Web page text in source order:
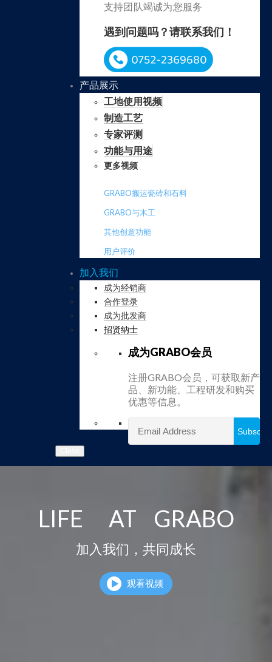
支持团队竭诚为您服务
遇到问题吗？请联系我们！
产品展示
工地使用视频
制造工艺
专家评测
功能与用途
更多视频
GRABO搬运瓷砖和石料
GRABO与木工
其他创意功能
用户评价
加入我们
成为经销商
合作登录
成为批发商
招贤纳士
成为GRABO会员
注册GRABO会员，可获取新产
品、新功能、工程研发和购买
优惠等信息。
LIFE AT GRABO
加入我们，共同成长
观看视频